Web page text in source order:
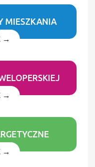
MIESZKANIA
→
→
→